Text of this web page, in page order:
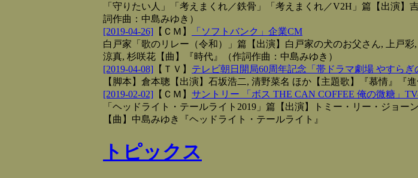
「守りたい人」「考えまくれ／鉄骨」「考えまくれ／V2H」篇【出演】
詞作曲：中島みゆき）
[2019-04-26] 【 ＣＭ 】
「ソフトバンク」企業CM
白戸家「歌のリレー（令和）」篇【出演】白戸家の犬のお父さん, 上戸
涼真, 杉咲花【曲】『時代』（作詞作曲：中島みゆき）
[2019-04-08] 【 ＴＶ 】 テレビ朝日開局60周年記念「帯ドラマ劇場 やすらぎ
【脚本】倉本聰【出演】石坂浩二, 清野菜名 ほか【主題歌】『慕情』『
[2019-02-02] 【 ＣＭ 】 サントリー 「ボス THE CAN COFFEE 俺の微糖」
「ヘッドライト・テールライト2019」篇【出演】トミー・リー・ジョー
【曲】中島みゆき『ヘッドライト・テールライト』
トピックス